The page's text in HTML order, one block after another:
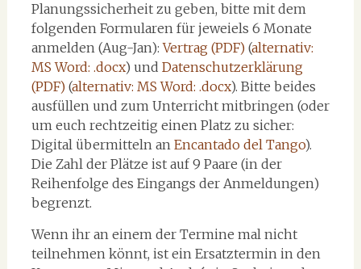
Planungssicherheit zu geben, bitte mit dem
folgenden Formularen für jeweiels 6 Monate
anmelden (Aug-Jan):Vertrag (PDF)(alternativ:
MS Word: .docx) und Datenschutzerklärung
(PDF)(alternativ: MS Word: .docx). Bitte beides
ausfüllen und zum Unterricht mitbringen (oder
um euch rechtzeitig einen Platz zu sicher:
Digital übermitteln an Encantado del Tango).
Die Zahl der Plätze ist auf 9 Paare (in der
Reihenfolge des Eingangs der Anmeldungen)
begrenzt.
Wenn ihr an einem der Termine mal nicht
teilnehmen könnt, ist ein Ersatztermin in den